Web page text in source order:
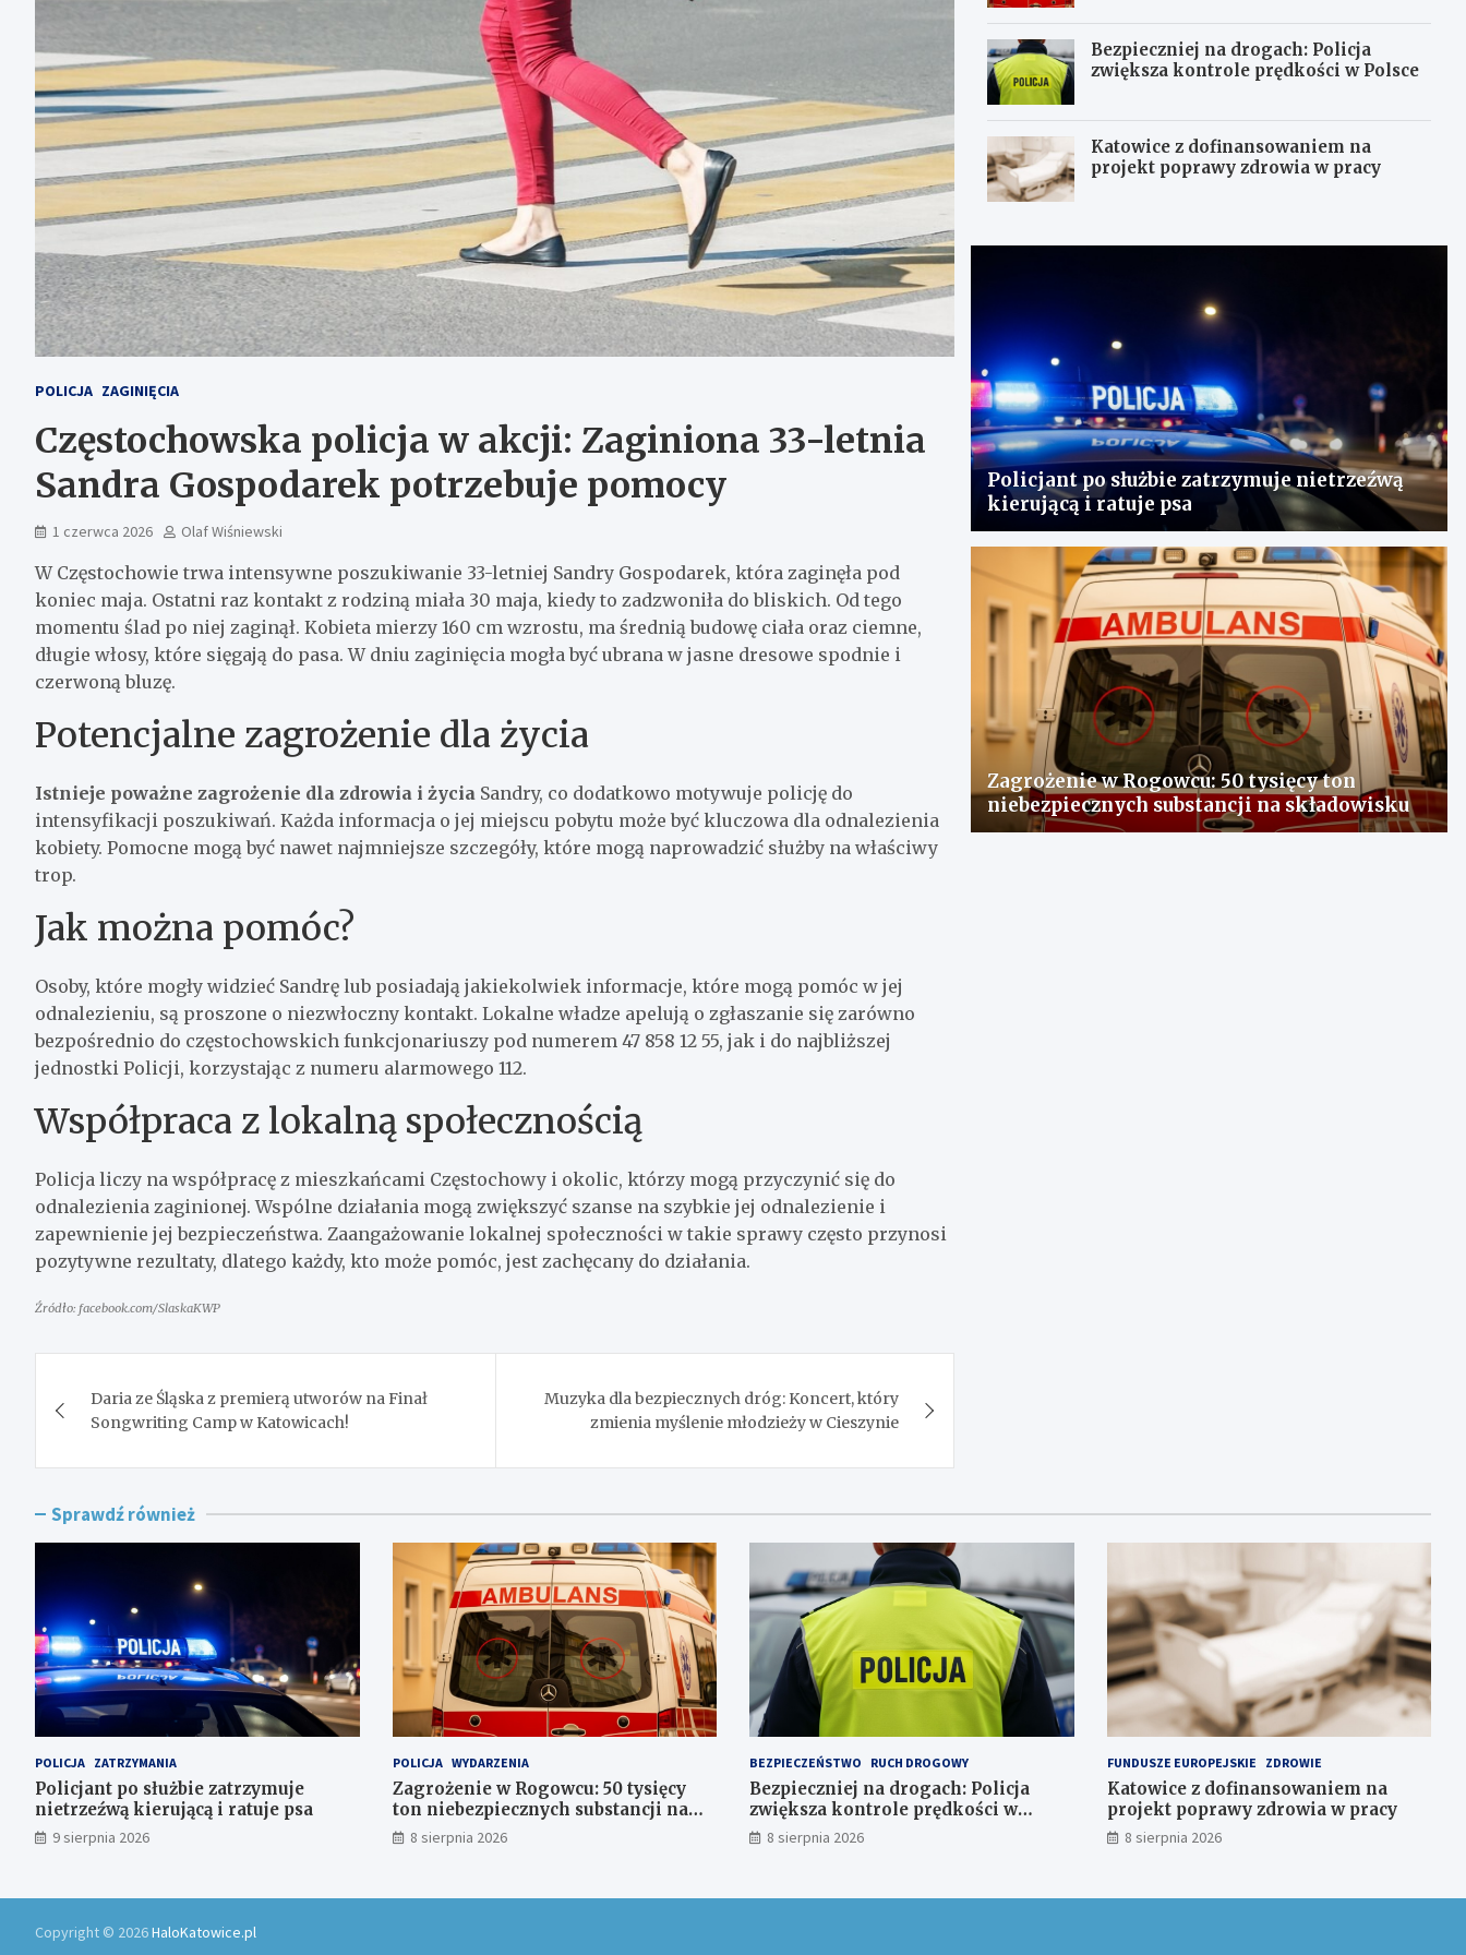
POLICJA ZAGINIĘCIA
Częstochowska policja w akcji: Zaginiona 33-letnia
Sandra Gospodarek potrzebuje pomocy
1 czerwca 2026 Olaf Wiśniewski
W Częstochowie trwa intensywne poszukiwanie 33-letniej Sandry Gospodarek, która zaginęła pod
koniec maja. Ostatni raz kontakt z rodziną miała 30 maja, kiedy to zadzwoniła do bliskich. Od tego
momentu ślad po niej zaginął. Kobieta mierzy 160 cm wzrostu, ma średnią budowę ciała oraz ciemne,
długie włosy, które sięgają do pasa. W dniu zaginięcia mogła być ubrana w jasne dresowe spodnie i
czerwoną bluzę.
Potencjalne zagrożenie dla życia
Istnieje poważne zagrożenie dla zdrowia i życia Sandry, co dodatkowo motywuje policję do
intensyfikacji poszukiwań. Każda informacja o jej miejscu pobytu może być kluczowa dla odnalezienia
kobiety. Pomocne mogą być nawet najmniejsze szczegóły, które mogą naprowadzić służby na właściwy
trop.
Jak można pomóc?
Osoby, które mogły widzieć Sandrę lub posiadają jakiekolwiek informacje, które mogą pomóc w jej
odnalezieniu, są proszone o niezwłoczny kontakt. Lokalne władze apelują o zgłaszanie się zarówno
bezpośrednio do częstochowskich funkcjonariuszy pod numerem 47 858 12 55, jak i do najbliższej
jednostki Policji, korzystając z numeru alarmowego 112.
Współpraca z lokalną społecznością
Policja liczy na współpracę z mieszkańcami Częstochowy i okolic, którzy mogą przyczynić się do
odnalezienia zaginionej. Wspólne działania mogą zwiększyć szanse na szybkie jej odnalezienie i
zapewnienie jej bezpieczeństwa. Zaangażowanie lokalnej społeczności w takie sprawy często przynosi
pozytywne rezultaty, dlatego każdy, kto może pomóc, jest zachęcany do działania.
Źródło: facebook.com/SlaskaKWP
wpisu
Daria ze Śląska z premierą utworów na Finał
Songwriting Camp w Katowicach!
Muzyka dla bezpiecznych dróg: Koncert, który
zmienia myślenie młodzieży w Cieszynie
Bezpieczniej na drogach: Policja
zwiększa kontrole prędkości w Polsce
Katowice z dofinansowaniem na
projekt poprawy zdrowia w pracy
Policjant po służbie zatrzymuje nietrzeźwą
kierującą i ratuje psa
Zagrożenie w Rogowcu: 50 tysięcy ton
niebezpiecznych substancji na składowisku
Sprawdź również
POLICJA ZATRZYMANIA
Policjant po służbie zatrzymuje
nietrzeźwą kierującą i ratuje psa
9 sierpnia 2026
POLICJA WYDARZENIA
Zagrożenie w Rogowcu: 50 tysięcy
ton niebezpiecznych substancji na
składowisku
8 sierpnia 2026
BEZPIECZEŃSTWO RUCH DROGOWY
Bezpieczniej na drogach: Policja
zwiększa kontrole prędkości w
Polsce
8 sierpnia 2026
FUNDUSZE EUROPEJSKIE ZDROWIE
Katowice z dofinansowaniem na
projekt poprawy zdrowia w pracy
8 sierpnia 2026
Copyright © 2026HaloKatowice.pl